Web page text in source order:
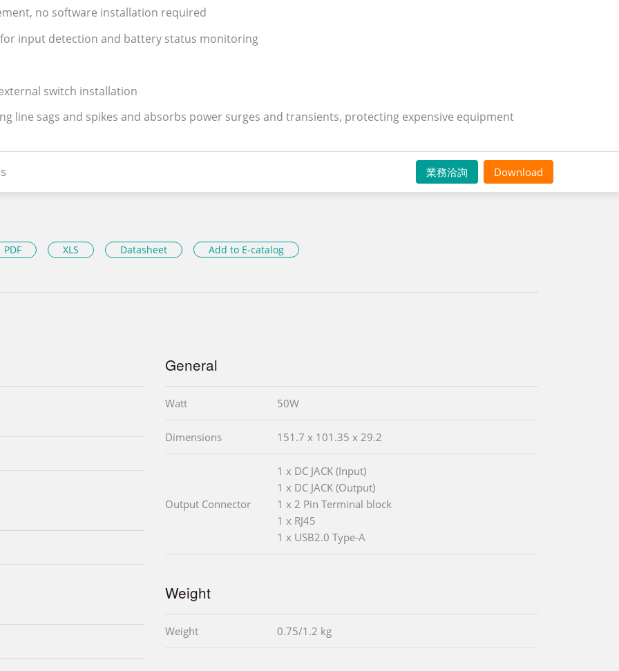
no software installation required
input detection and battery status monitoring
switch installation
line sags and spikes and absorbs power surges and transients, protecting expensive equipment
業務洽詢 Download
PDF XLS Datasheet Add to E-catalog
General
Watt 50W
Dimensions 151.7 x 101.35 x 29.2
Output Connector
1 x DC JACK (Input)
1 x DC JACK (Output)
1 x 2 Pin Terminal block
1 x RJ45
1 x USB2.0 Type-A
Weight
Weight 0.75/1.2 kg